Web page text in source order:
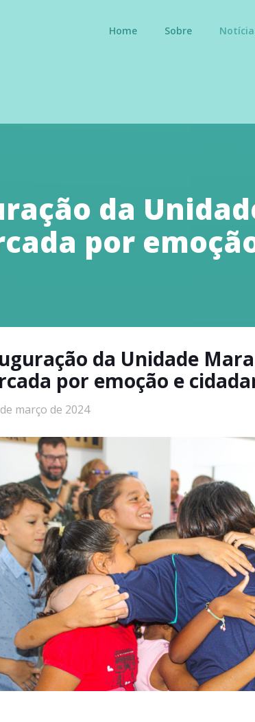
Home Sobre
da
por
da Unidade
por emoção e
março de 2024